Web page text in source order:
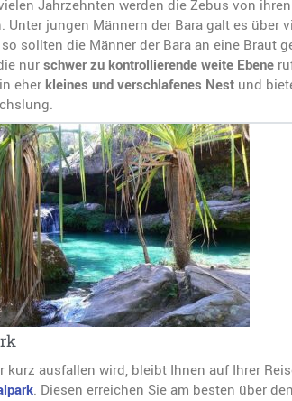
Jahrzehnten werden die Zebus von
jungen Männern der Bara galt es über
sollten die Männer der Bara an eine Braut
nur schwer zu kontrollierende weite Ebene
eher kleines und verschlafenes Nest und
ausfallen wird, bleibt Ihnen auf Ihrer
. Diesen erreichen Sie am besten über